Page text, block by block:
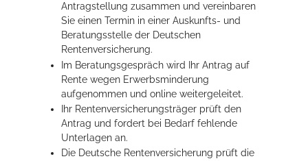
Antragstellung zusammen und vereinbaren
Sie einen Termin in einer Auskunfts- und
Beratungsstelle der Deutschen
Rentenversicherung.
Im Beratungsgespräch wird Ihr Antrag auf
Rente wegen Erwerbsminderung
aufgenommen und online weitergeleitet.
Ihr Rentenversicherungsträger prüft den
Antrag und fordert bei Bedarf fehlende
Unterlagen an.
Die Deutsche Rentenversicherung prüft die